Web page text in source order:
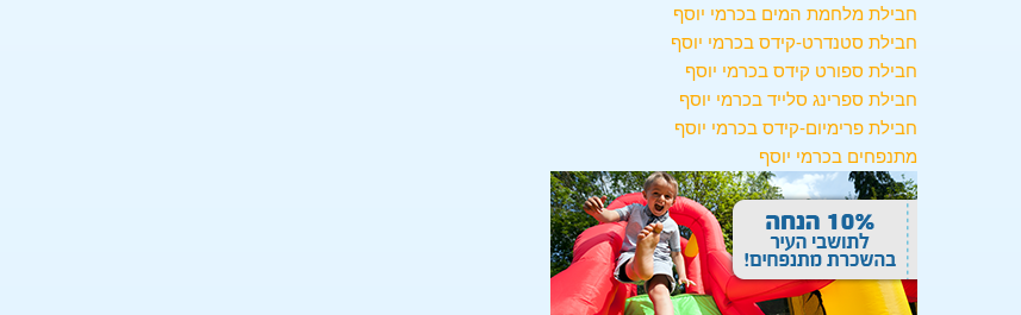
חבילת מלחמת המים בכרמי יוסף
חבילת סטנדרט-קידס בכרמי יוסף
חבילת ספורט קידס בכרמי יוסף
חבילת ספרינג סלייד בכרמי יוסף
חבילת פרימיום-קידס בכרמי יוסף
מתנפחים בכרמי יוסף